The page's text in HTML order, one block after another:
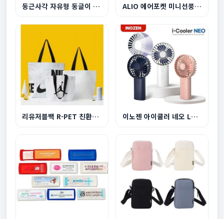
둥근사각 자유형 둥글이 부채 ALIO 에어포켓 미니선풍기 500mAh
리유저블백 R-PET 친환경 쇼핑백 대형 510x450x150... 이노젠 아이쿨러 네오 LED라이트 겸용 휴대용 선풍...